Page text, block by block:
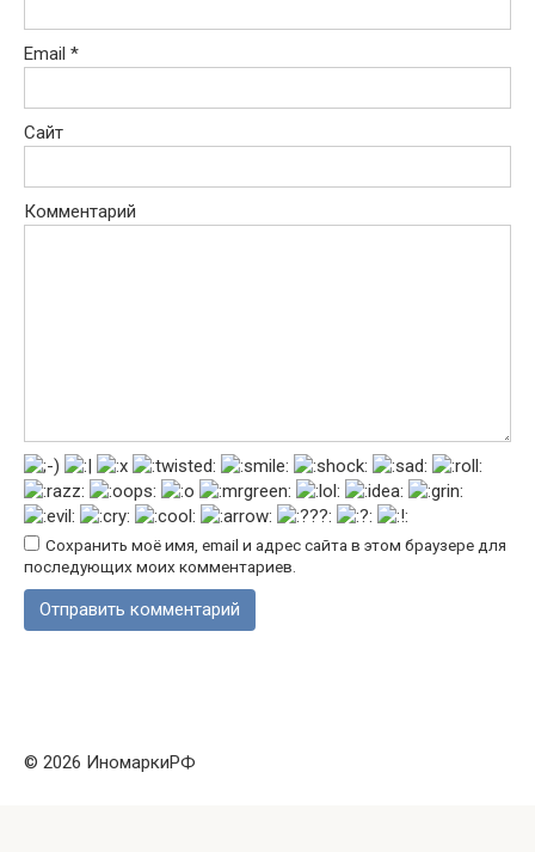
Email *
Сайт
Комментарий
Сохранить моё имя, email и адрес сайта в этом браузере для
последующих моих комментариев.
© 2026 ИномаркиРФ